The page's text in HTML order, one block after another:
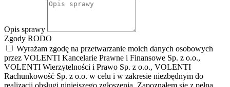
Opis sprawy
Zgody RODO
Wyrażam zgodę na przetwarzanie moich danych osobowych
przez VOLENTI Kancelarie Prawne i Finansowe Sp. z o.o.,
VOLENTI Wierzytelności i Prawo Sp. z o.o., VOLENTI
Rachunkowość Sp. z o.o. w celu i w zakresie niezbędnym do